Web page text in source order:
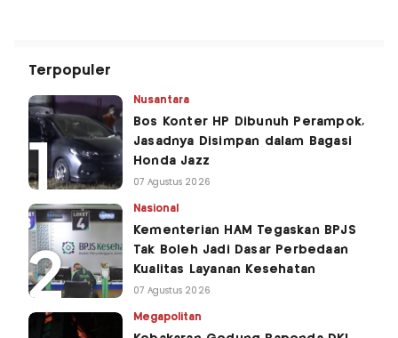
Terpopuler
Nusantara
Bos Konter HP Dibunuh Perampok,
Jasadnya Disimpan dalam Bagasi
Honda Jazz
07 Agustus 2026
Nasional
Kementerian HAM Tegaskan BPJS
Tak Boleh Jadi Dasar Perbedaan
Kualitas Layanan Kesehatan
07 Agustus 2026
Megapolitan